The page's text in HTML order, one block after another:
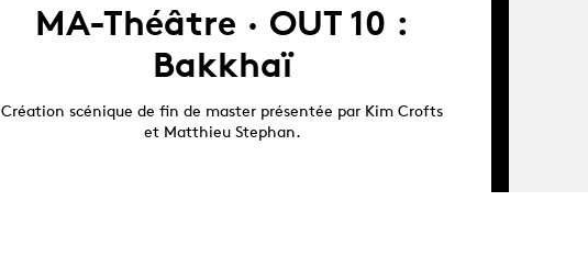
MA-Théâtre · OUT 10 :
Bakkhaï
Création scénique de fin de master présentée par Kim Crofts
et Matthieu Stephan.